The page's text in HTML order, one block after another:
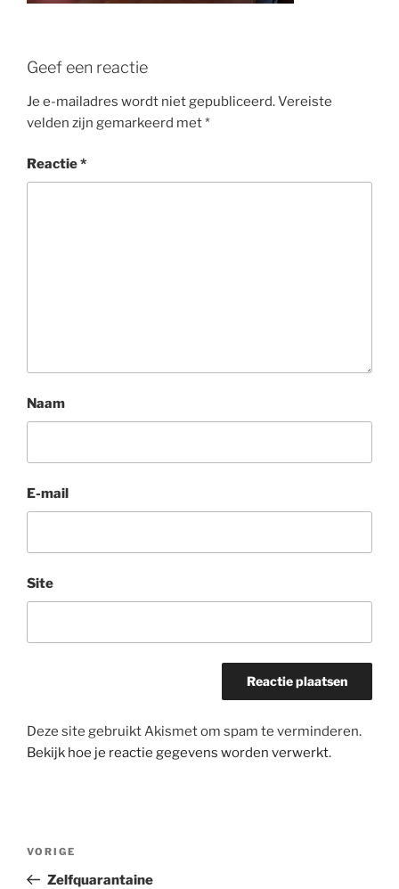
Geef een reactie
Je e-mailadres wordt niet gepubliceerd.Vereiste
velden zijn gemarkeerd met*
Reactie*
Naam
E-mail
Site
Deze site gebruikt Akismet om spam te verminderen.
Bekijk hoe je reactie gegevens worden verwerkt.
Vorig
bericht
VORIGE
Zelfquarantaine